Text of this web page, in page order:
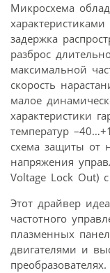
Микросхема
задержка
разброс
максимальной
скорость
малое
характеристики
температур
схема защиты от
напряжения
Voltage Lock Out)
Этот драйвер
частотного
плазменных
двигателями и
преобразователях.